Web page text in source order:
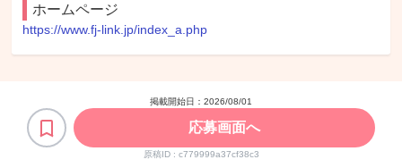
ホームページ
https://www.fj-link.jp/index_a.php
掲載開始日： 2026/08/01
応募画面へ
原稿ID : c779999a37cf38c3